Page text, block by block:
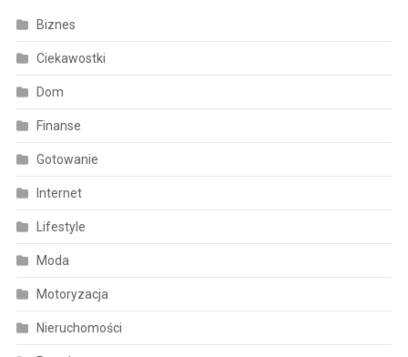
Biznes
Ciekawostki
Dom
Finanse
Gotowanie
Internet
Lifestyle
Moda
Motoryzacja
Nieruchomości